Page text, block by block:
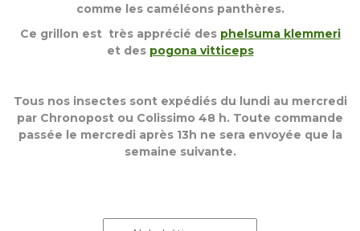
comme les caméléons panthères.
Ce grillon est très apprécié des phelsuma klemmeri
et des pogona vitticeps
Tous nos insectes sont expédiés du lundi au mercredi
par Chronopost ou Colissimo 48 h. Toute commande
passée le mercredi après 13h ne sera envoyée que la
semaine suivante.